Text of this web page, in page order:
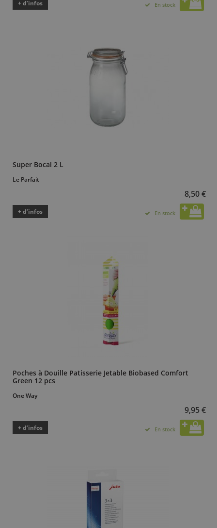
+ d’infos En stock
Super Bocal 2 L
Le Parfait
8,50 €
+ d’infos En stock
Poches à Douille Patisserie Jetable Biobased Comfort
Green 12 pcs
One Way
9,95 €
+ d’infos En stock